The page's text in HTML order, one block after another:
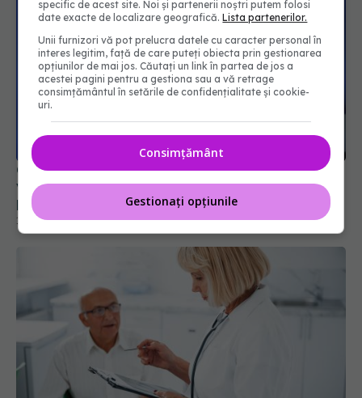
Conf. Horațiu Moldovan, anunț pentru pacienții
vârstnici: Aparținătorii le vor putea face
programările medicale online
16 iul 2026, 19:55
specific de acest site. Noi și partenerii noștri putem folosi
date exacte de localizare geografică.Lista partenerilor.
Unii furnizori vă pot prelucra datele cu caracter personal în
interes legitim, față de care puteți obiecta prin gestionarea
opțiunilor de mai jos. Căutați un link în partea de jos a
acestei pagini pentru a gestiona sau a vă retrage
consimțământul în setările de confidențialitate și cookie-
uri.
Consimțământ
Gestionați opțiunile